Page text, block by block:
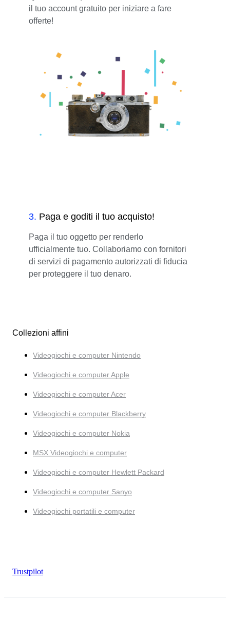
il tuo account gratuito per iniziare a fare
offerte!
3. Paga e goditi il tuo acquisto!
Paga il tuo oggetto per renderlo
ufficialmente tuo. Collaboriamo con fornitori
di servizi di pagamento autorizzati di fiducia
per proteggere il tuo denaro.
Collezioni affini
Videogiochi e computer Nintendo
Videogiochi e computer Apple
Videogiochi e computer Acer
Videogiochi e computer Blackberry
Videogiochi e computer Nokia
MSX Videogiochi e computer
Videogiochi e computer Hewlett Packard
Videogiochi e computer Sanyo
Videogiochi portatili e computer
Trustpilot